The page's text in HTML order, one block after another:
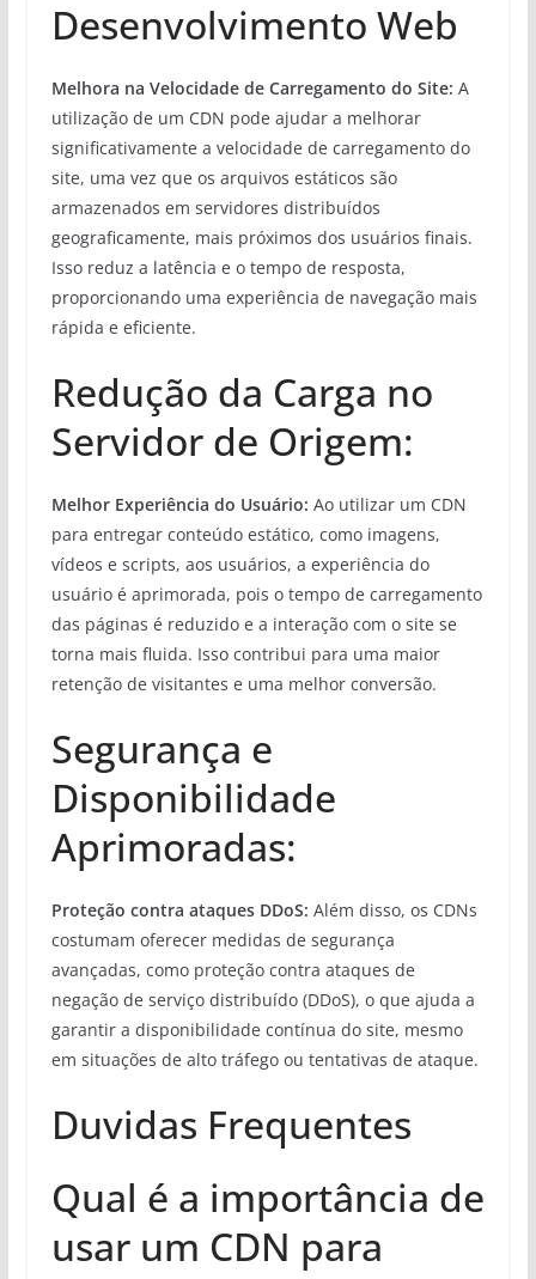
Desenvolvimento Web
Melhora na Velocidade de Carregamento do Site: A
utilização de um CDN pode ajudar a melhorar
significativamente a velocidade de carregamento do
site, uma vez que os arquivos estáticos são
armazenados em servidores distribuídos
geograficamente, mais próximos dos usuários finais.
Isso reduz a latência e o tempo de resposta,
proporcionando uma experiência de navegação mais
rápida e eficiente.
Redução da Carga no
Servidor de Origem:
Melhor Experiência do Usuário: Ao utilizar um CDN
para entregar conteúdo estático, como imagens,
vídeos e scripts, aos usuários, a experiência do
usuário é aprimorada, pois o tempo de carregamento
das páginas é reduzido e a interação com o site se
torna mais fluida. Isso contribui para uma maior
retenção de visitantes e uma melhor conversão.
Segurança e
Disponibilidade
Aprimoradas:
Proteção contra ataques DDoS: Além disso, os CDNs
costumam oferecer medidas de segurança
avançadas, como proteção contra ataques de
negação de serviço distribuído (DDoS), o que ajuda a
garantir a disponibilidade contínua do site, mesmo
em situações de alto tráfego ou tentativas de ataque.
Duvidas Frequentes
Qual é a importância de
usar um CDN para